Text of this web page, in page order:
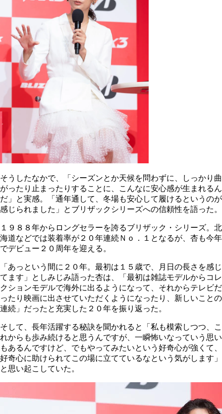
そうしたなかで、「シーズンとか天候を問わずに、しっかり曲
がったり止まったりすることに、こんなに安心感が生まれるん
だ」と実感。「通年通して、冬場も安心して履けるというのが
感じられました」とブリザックシリーズへの信頼性を語った。
１９８８年からロングセラーを誇るブリザック・シリーズ。北
海道などでは装着率が２０年連続Ｎｏ．１となるが、杏も今年
でデビュー２０周年を迎える。
「あっという間に２０年。最初は１５歳で、月日の長さを感じ
てます」としみじみ語った杏は、「最初は雑誌モデルからコレ
クションモデルで海外に出るようになって、それからテレビだ
ったり映画に出させていただくようになったり、新しいことの
連続」だったと充実した２０年を振り返った。
そして、長年活躍する秘訣を聞かれると「私も模索しつつ、こ
れからも歩み続けると思うんですが、一瞬怖いなっていう思い
もあるんですけど、でもやってみたいという好奇心が強くて、
好奇心に助けられてこの場に立てているなという気がします」
と思い起こしていた。